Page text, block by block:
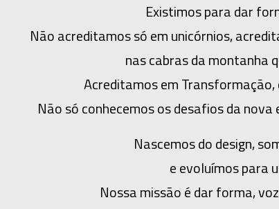
Existimos para dar
Não acreditamos só em unicórnios,
nas cabras da montanha
Acreditamos em
Não só conhecemos os desafios da
Nascemos do design,
e evoluímos para
Nossa missão é dar forma,